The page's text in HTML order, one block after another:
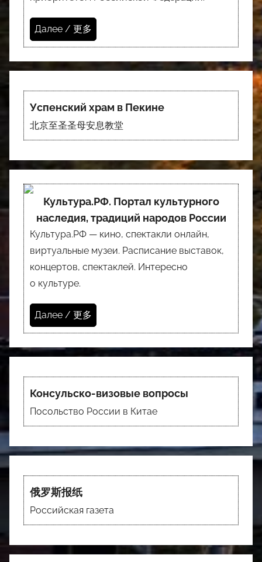
Далее / 更多
Успенский храм в Пекине
北京至圣圣母安息教堂
Культура.РФ. Портал культурного
наследия, традиций народов России
Культура.РФ — кино, спектакли онлайн,
виртуальные музеи. Расписание выставок,
концертов, спектаклей. Интересно
о культуре.
Далее / 更多
Консульско-визовые вопросы
Посольство России в Китае
俄罗斯报纸
Российская газета